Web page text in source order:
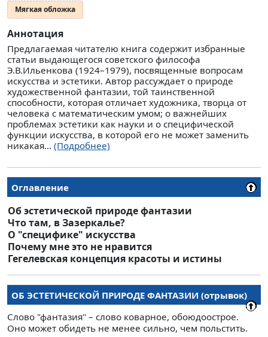
Мягкая обложка
Аннотация
Предлагаемая читателю книга содержит избранные
статьи выдающегося советского философа
Э.В.Ильенкова (1924–1979), посвященные вопросам
искусства и эстетики. Автор рассуждает о природе
художественной фантазии, той таинственной
способности, которая отличает художника, творца от
человека с математическим умом; о важнейших
проблемах эстетики как науки и о специфической
функции искусства, в которой его не может заменить
никакая... (Подробнее)
Оглавление
Об эстетической природе фантазии
Что там, в Зазеркалье?
О "специфике" искусства
Почему мне это не нравится
Гегелевская концепция красоты и истины
ОБ ЭСТЕТИЧЕСКОЙ ПРИРОДЕ ФАНТАЗИИ (отрывок)
Слово "фантазия" – слово коварное, обоюдоострое.
Оно может обидеть не менее сильно, чем польстить.